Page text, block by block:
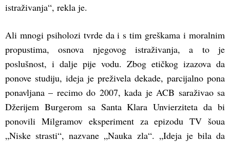
istraživanja“, rekla je.
Ali mnogi psiholozi tvrde da i s tim greškama i moralnim
propustima, osnova njegovog istraživanja, a to je
poslušnost, i dalje pije vodu. Zbog etičkog izazova da
ponove studiju, ideja je preživela dekade, parcijalno pona
ponavljana – recimo do 2007, kada je ACB saraživao sa
Džerijem Burgerom sa Santa Klara Unvierziteta da bi
ponovili Milgramov eksperiment za epizodu TV šoua
„Niske strasti“, nazvane „Nauka zla“. „Ideja je bila da